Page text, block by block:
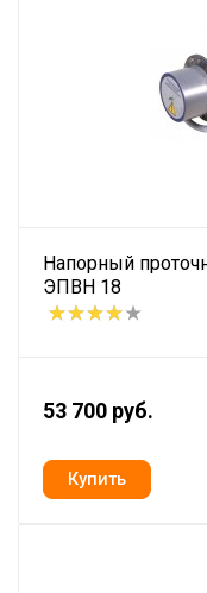
Напорный
ЭПВН 18
53 700 руб.